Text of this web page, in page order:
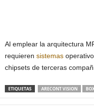
Al emplear la arquitectura
requieren sistemas
chipsets de terceras
ETIQUETAS ARECONT VISION